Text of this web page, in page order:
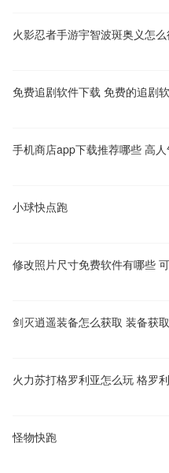
免费追剧软件下载 免费的追剧
小球快点跑
怪物快跑